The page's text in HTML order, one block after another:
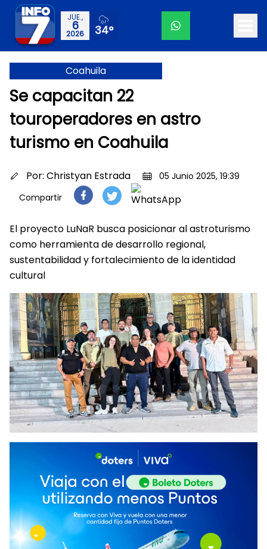
JUE.,
6
2026 34°
Coahuila
Se capacitan 22
touroperadores en astro
turismo en Coahuila
Por: Christyan Estrada
05 Junio 2025, 19:39
Compartir
El proyecto LuNaR busca posicionar al astroturismo
como herramienta de desarrollo regional,
sustentabilidad y fortalecimiento de la identidad
cultural